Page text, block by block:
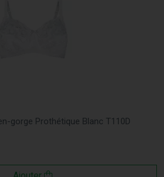
gorge Prothétique Blanc T110D